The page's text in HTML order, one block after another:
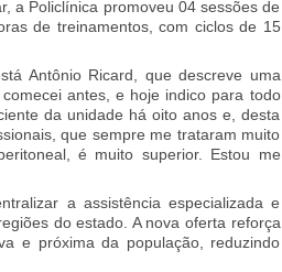
a Policlínica promoveu 04 sessões de
de treinamentos, com ciclos de 15
Antônio Ricard, que descreve uma
antes, e hoje indico para todo
da unidade há oito anos e, desta
que sempre me trataram muito
é muito superior. Estou me
a assistência especializada e
do estado. A nova oferta reforça
e próxima da população, reduzindo